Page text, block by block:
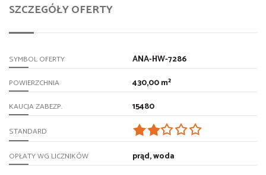
SZCZEGÓŁY OFERTY
SYMBOL OFERTY ANA-HW-7286
POWIERZCHNIA 430,00 m²
KAUCJA ZABEZP. 15480
STANDARD
OPŁATY WG LICZNIKÓW prąd, woda